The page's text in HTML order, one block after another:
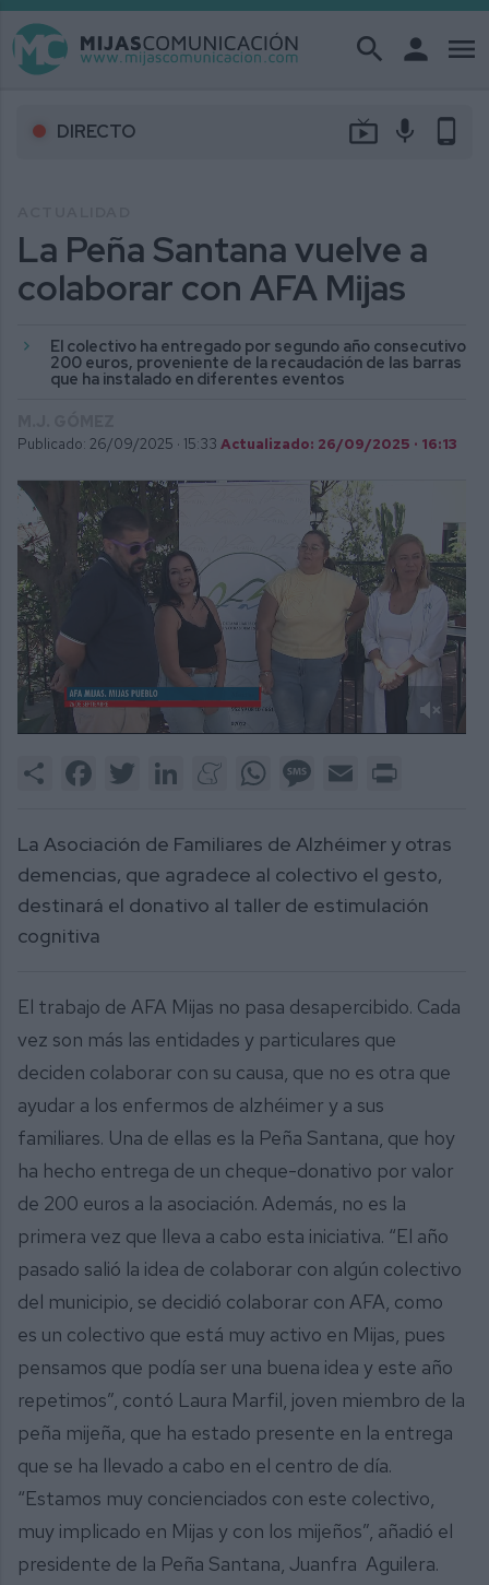
search person menu
DIRECTO live_tv mic phone_android
La Peña Santana vuelve a
colaborar con AFA Mijas
El colectivo ha entregado por segundo año consecutivo
200 euros, proveniente de la recaudación de las barras
que ha instalado en diferentes eventos
Publicado: 26/09/2025 · 15:33 Actualizado: 26/09/2025 · 16:13
1
Share FacebookTwitter LinkedInMeneameWhatsAppMessage
Email
La Asociación de Familiares de Alzhéimer y otras
demencias, que agradece al colectivo el gesto,
destinará el donativo al taller de estimulación
cognitiva
El trabajo de AFA Mijas no pasa desapercibido. Cada
vez son más las entidades y particulares que
deciden colaborar con su causa, que no es otra que
ayudar a los enfermos de alzhéimer y a sus
familiares. Una de ellas es la Peña Santana, que hoy
ha hecho entrega de un cheque-donativo por valor
de 200 euros a la asociación. Además, no es la
primera vez que lleva a cabo esta iniciativa. “El año
pasado salió la idea de colaborar con algún colectivo
del municipio, se decidió colaborar con AFA, como
es un colectivo que está muy activo en Mijas, pues
pensamos que podía ser una buena idea y este año
repetimos”, contó Laura Marfil, joven miembro de la
peña mijeña, que ha estado presente en la entrega
que se ha llevado a cabo en el centro de día.
“Estamos muy concienciados con este colectivo,
muy implicado en Mijas y con los mijeños”, añadió el
presidente de la Peña Santana, Juanfra Aguilera.